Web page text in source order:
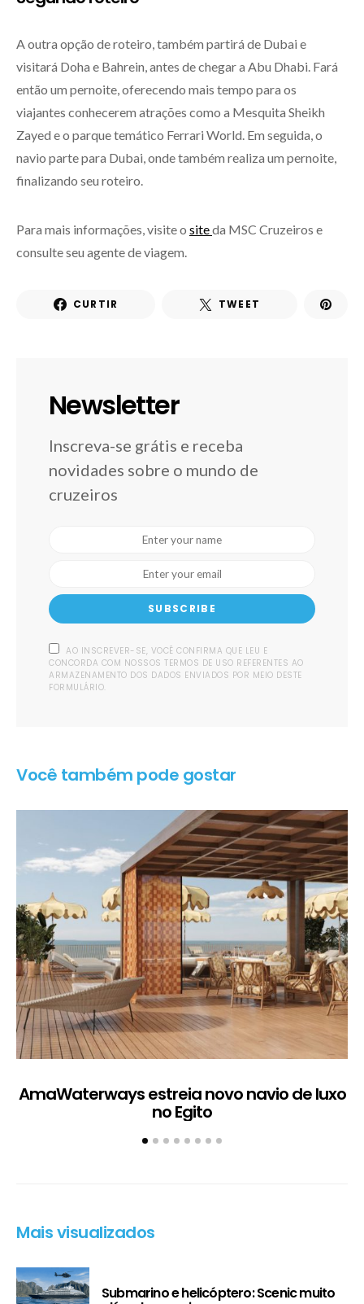
A outra opção de roteiro, também partirá de Dubai e
visitará Doha e Bahrein, antes de chegar a Abu Dhabi. Fará
então um pernoite, oferecendo mais tempo para os
viajantes conhecerem atrações como a Mesquita Sheikh
Zayed e o parque temático Ferrari World. Em seguida, o
navio parte para Dubai, onde também realiza um pernoite,
finalizando seu roteiro.
Para mais informações, visite o siteda MSC Cruzeiros e
consulte seu agente de viagem.
CURTIR TWEET
Newsletter
Inscreva-se grátis e receba
novidades sobre o mundo de
cruzeiros
SUBSCRIBE
AO INSCREVER-SE, VOCÊ CONFIRMA QUE LEU E
CONCORDA COM NOSSOS TERMOS DE USO REFERENTES AO
ARMAZENAMENTO DOS DADOS ENVIADOS POR MEIO DESTE
FORMULÁRIO.
Você também pode gostar
AmaWaterways estreia novo navio de luxo
no Egito
Mais visualizados
Submarino e helicóptero: Scenic muito